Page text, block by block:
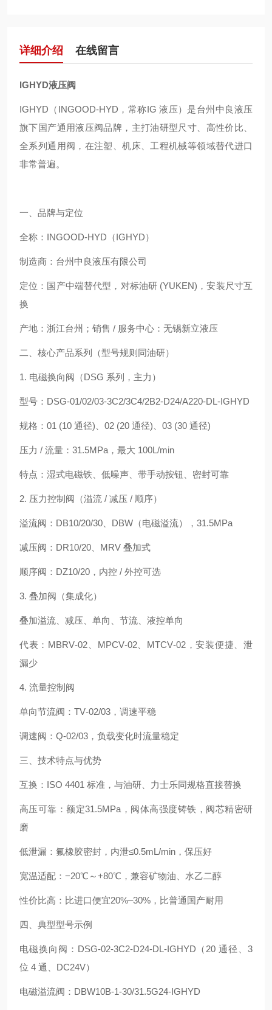
详细介绍 在线留言
IGHYD液压阀
IGHYD（INGOOD‑HYD，常称IG 液压）是台州中良液压
旗下国产通用液压阀品牌，主打油研型尺寸、高性价比、
全系列通用阀，在注塑、机床、工程机械等领域替代进口
非常普遍。
一、品牌与定位
全称：INGOOD‑HYD（IGHYD）
制造商：台州中良液压有限公司
定位：国产中端替代型，对标油研 (YUKEN)，安装尺寸互
换
产地：浙江台州；销售 / 服务中心：无锡新立液压
二、核心产品系列（型号规则同油研）
1. 电磁换向阀（DSG 系列，主力）
型号：DSG‑01/02/03‑3C2/3C4/2B2‑D24/A220‑DL‑IGHYD
规格：01 (10 通径)、02 (20 通径)、03 (30 通径)
压力 / 流量：31.5MPa，最大 100L/min
特点：湿式电磁铁、低噪声、带手动按钮、密封可靠
2. 压力控制阀（溢流 / 减压 / 顺序）
溢流阀：DB10/20/30、DBW（电磁溢流），31.5MPa
减压阀：DR10/20、MRV 叠加式
顺序阀：DZ10/20，内控 / 外控可选
3. 叠加阀（集成化）
叠加溢流、减压、单向、节流、液控单向
代表：MBRV‑02、MPCV‑02、MTCV‑02，安装便捷、泄
漏少
4. 流量控制阀
单向节流阀：TV‑02/03，调速平稳
调速阀：Q‑02/03，负载变化时流量稳定
三、技术特点与优势
互换：ISO 4401 标准，与油研、力士乐同规格直接替换
高压可靠：额定31.5MPa，阀体高强度铸铁，阀芯精密研
磨
低泄漏：氟橡胶密封，内泄≤0.5mL/min，保压好
宽温适配：−20℃～+80℃，兼容矿物油、水乙二醇
性价比高：比进口便宜20%–30%，比普通国产耐用
四、典型型号示例
电磁换向阀：DSG‑02‑3C2‑D24‑DL‑IGHYD（20 通径、3
位 4 通、DC24V）
电磁溢流阀：DBW10B‑1‑30/31.5G24‑IGHYD